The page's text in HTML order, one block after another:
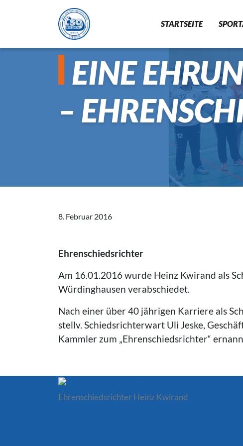
STARTSEITE
GYMNASTIK
BADMINTON
EINE
–
8. Februar 2016
Ehrenschiedsrichter
Am 16.01.2016 wurde Heinz Kwirand als
Würdinghausen verabschiedet.
Nach einer über 40 jährigen Karriere als
stellv. Schiedsrichterwart Uli Jeske,
Kammler zum „Ehrenschiedsrichter“
Ehrenschiedsrichter Heinz Kwirand